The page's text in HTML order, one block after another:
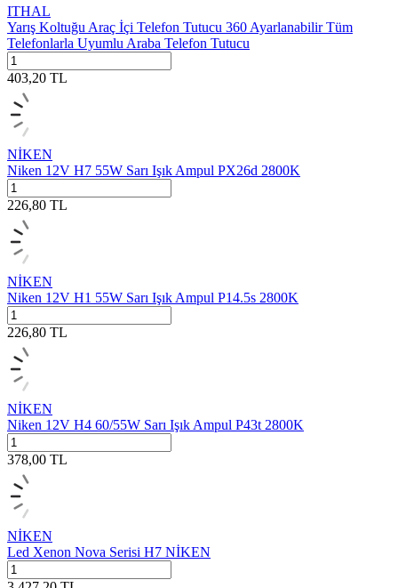
ITHAL
Yarış Koltuğu Araç İçi Telefon Tutucu 360 Ayarlanabilir Tüm
Telefonlarla Uyumlu Araba Telefon Tutucu
403,20 TL
NİKEN
Niken 12V H7 55W Sarı Işık Ampul PX26d 2800K
226,80 TL
NİKEN
Niken 12V H1 55W Sarı Işık Ampul P14.5s 2800K
226,80 TL
NİKEN
Niken 12V H4 60/55W Sarı Işık Ampul P43t 2800K
378,00 TL
NİKEN
Led Xenon Nova Serisi H7 NİKEN